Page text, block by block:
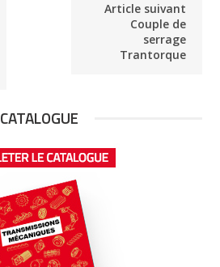
Article suivant
Couple de
serrage
Trantorque
CATALOGUE